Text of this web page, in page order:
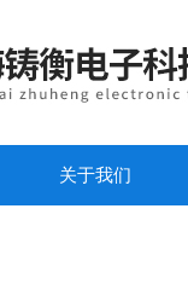
关于我们